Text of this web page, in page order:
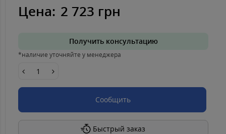
Цена: 2 723 грн
Получить консультацию
*наличие уточняйте у менеджера
Сообщить
Быстрый заказ